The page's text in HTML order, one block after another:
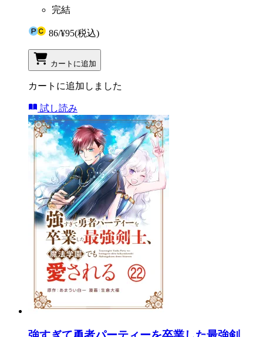
完結
86/¥95(税込)
カートに追加
カートに追加しました
試し読み